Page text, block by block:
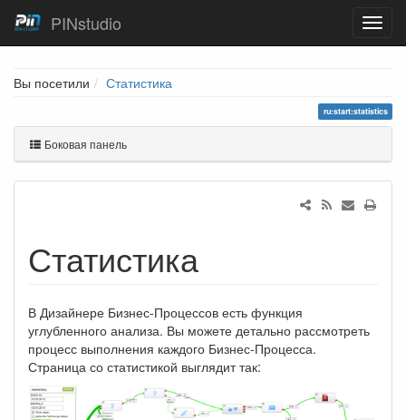
PINstudio
Вы посетили Статистика
ru:start:statistics
Боковая панель
Статистика
В Дизайнере Бизнес-Процессов есть функция
углубленного анализа. Вы можете детально рассмотреть
процесс выполнения каждого Бизнес-Процесса.
Страница со статистикой выглядит так: